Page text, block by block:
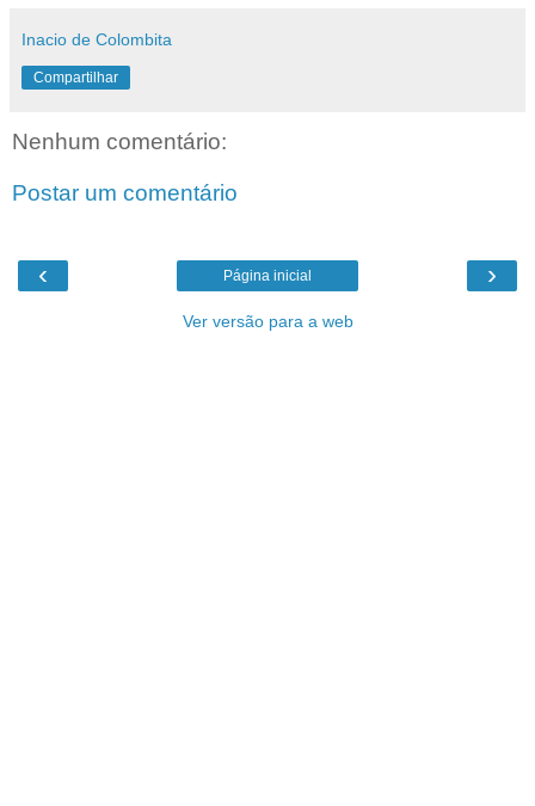
Inacio de Colombita
Compartilhar
Nenhum comentário:
Postar um comentário
‹ ›
Página inicial
Ver versão para a web